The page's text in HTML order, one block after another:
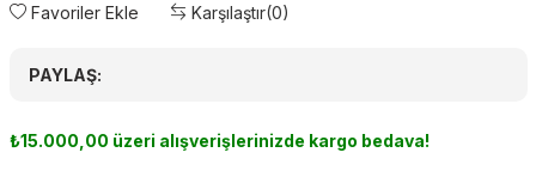
₺15.000,00 üzeri alışverişlerinizde kargo bedava!
Favoriler Ekle Karşılaştır(0)
PAYLAŞ: